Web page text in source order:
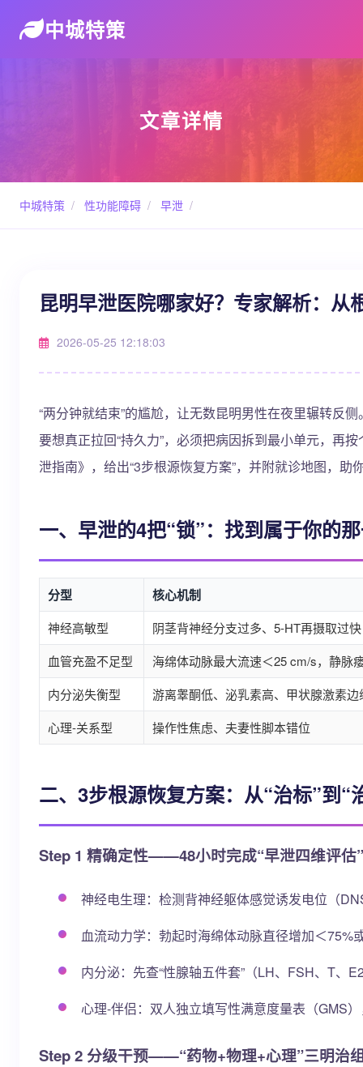
中城特策
文章详情
中城特策 / 性功能障碍 / 早泄 /
昆明早泄医院哪家好？专家解析：从
2026-05-25 12:18:03
“两分钟就结束”的尴尬，让无数昆明男性在夜里辗转
要想真正拉回“持久力”，必须把病因拆到最小单元，再
泄指南》，给出“3步根源恢复方案”，并附就诊地图，助
一、早泄的4把“锁”：找到属于你的
分型 核心机制
神经高敏型
阴茎背神经分支过多、5-HT再摄取过快
血管充盈不足型
海绵体动脉最大流速＜25 cm/s，静脉
内分泌失衡型
游离睾酮低、泌乳素高、甲状腺激素边
心理-关系型
操作性焦虑、夫妻性脚本错位
二、3步根源恢复方案：从“治标”到“
Step 1 精确定性——48小时完成“早泄四维评估”
神经电生理：检测背神经躯体感觉诱发电位（
血流动力学：勃起时海绵体动脉直径增加＜75%
内分泌：先查“性腺轴五件套”（LH、FSH、T、
心理-伴侣：双人独立填写性满意度量表（GMS
Step 2 分级干预——“药物+物理+心理”三明治